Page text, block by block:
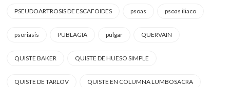
PSEUDOARTROSIS DE ESCAFOIDES psoas psoas iliaco
psoriasis PUBLAGIA pulgar QUERVAIN
QUISTE BAKER QUISTE DE HUESO SIMPLE
QUISTE DE TARLOV QUISTE EN COLUMNA LUMBOSACRA